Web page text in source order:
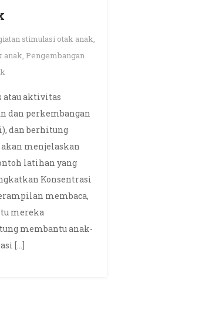
stimulasi otak anak,
anak, Pengembangan
atau aktivitas
dan perkembangan
dan berhitung
menjelaskan
latihan yang
Konsentrasi
membaca,
mereka
membantu anak-
[…]